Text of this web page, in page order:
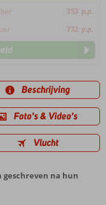
353 p.p.
732 p.p.
Beschrijving
Foto's & Video's
Vlucht
na hun